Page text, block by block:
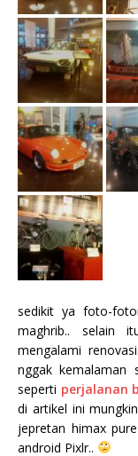
sedikit ya foto-
maghrib.. selain
mengalami
nggak kemalaman
seperti perjalanan
di artikel ini
jepretan himax
android Pixlr..